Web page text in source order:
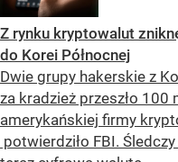
Z rynku kryptowalut
do Korei Północnej
Dwie grupy hakerskie z
za kradzież przeszło
amerykańskiej firmy
potwierdziło FBI.